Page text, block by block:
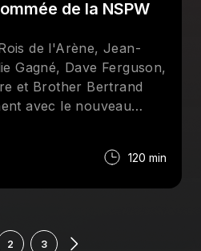
de la NSPW
de l'Arène, Jean-
Gagné, Dave Ferguson,
et Brother Bertrand
avec le nouveau
du mande", Marko
: Comiccon, Mick120 min
2 3